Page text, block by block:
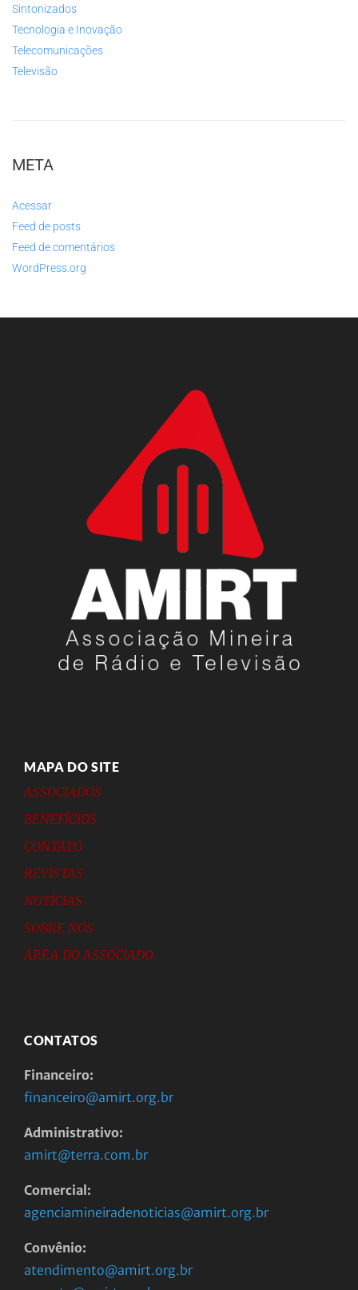
Sintonizados
Tecnologia e Inovação
Telecomunicações
Televisão
META
Acessar
Feed de posts
Feed de comentários
WordPress.org
MAPA DO SITE
ASSOCIADOS
BENEFÍCIOS
CONTATO
REVISTAS
NOTÍCIAS
SOBRE NÓS
ÁREA DO ASSOCIADO
CONTATOS
Financeiro:
financeiro@amirt.org.br
Administrativo:
amirt@terra.com.br
Comercial:
agenciamineiradenoticias@amirt.org.br
Convênio:
atendimento@amirt.org.br